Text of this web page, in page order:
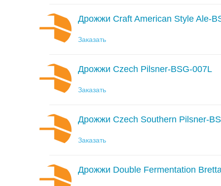
Дрожжи Craft American Style Ale-
Заказать
Дрожжи Czech Pilsner-BSG-007L
Заказать
Дрожжи Czech Southern Pilsner-
Заказать
Дрожжи Double Fermentation